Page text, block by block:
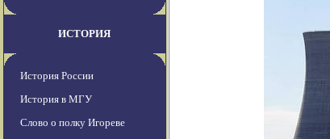
ИСТОРИЯ
История России
История в МГУ
Слово о полку Игореве